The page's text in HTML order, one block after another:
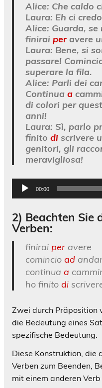
Alice: Che caldo
Laura: Eh ci
Alice: Guarda,
finirai peravere
Laura: Bene, si
passare!
superare la fila.
Alice: Parli dei
Continua a
di colori per
anni!
Laura: Sì, parlo
finito di scrivere
genitori, gli
meravigliosa!
Audio-
Player
00:00
2) Beachten Sie
Verben:
finirai per avere
comincio ad
continua a
ho finito di
Zwei durch Präposition
die Bedeutung eines
spezifische Bedeutung.
Diese Konstruktion, die
Verben zum Beenden,
mit einem anderen